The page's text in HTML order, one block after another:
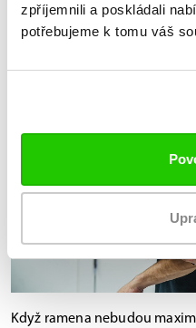
zpříjemnili a poskládali
potřebujeme k tomu váš
vyzkoušejte ještě jiný rozměr.
Když ramena nebudou